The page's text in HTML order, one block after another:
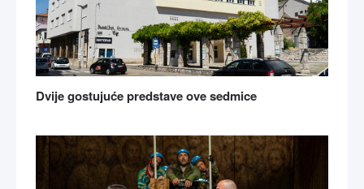
Dvije gostujuće predstave ove sedmice